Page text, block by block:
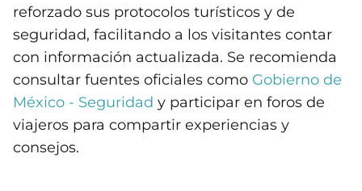
reforzado sus protocolos turísticos y de
seguridad, facilitando a los visitantes contar
con información actualizada. Se recomienda
consultar fuentes oficiales como Gobierno de
México - Seguridad y participar en foros de
viajeros para compartir experiencias y
consejos.